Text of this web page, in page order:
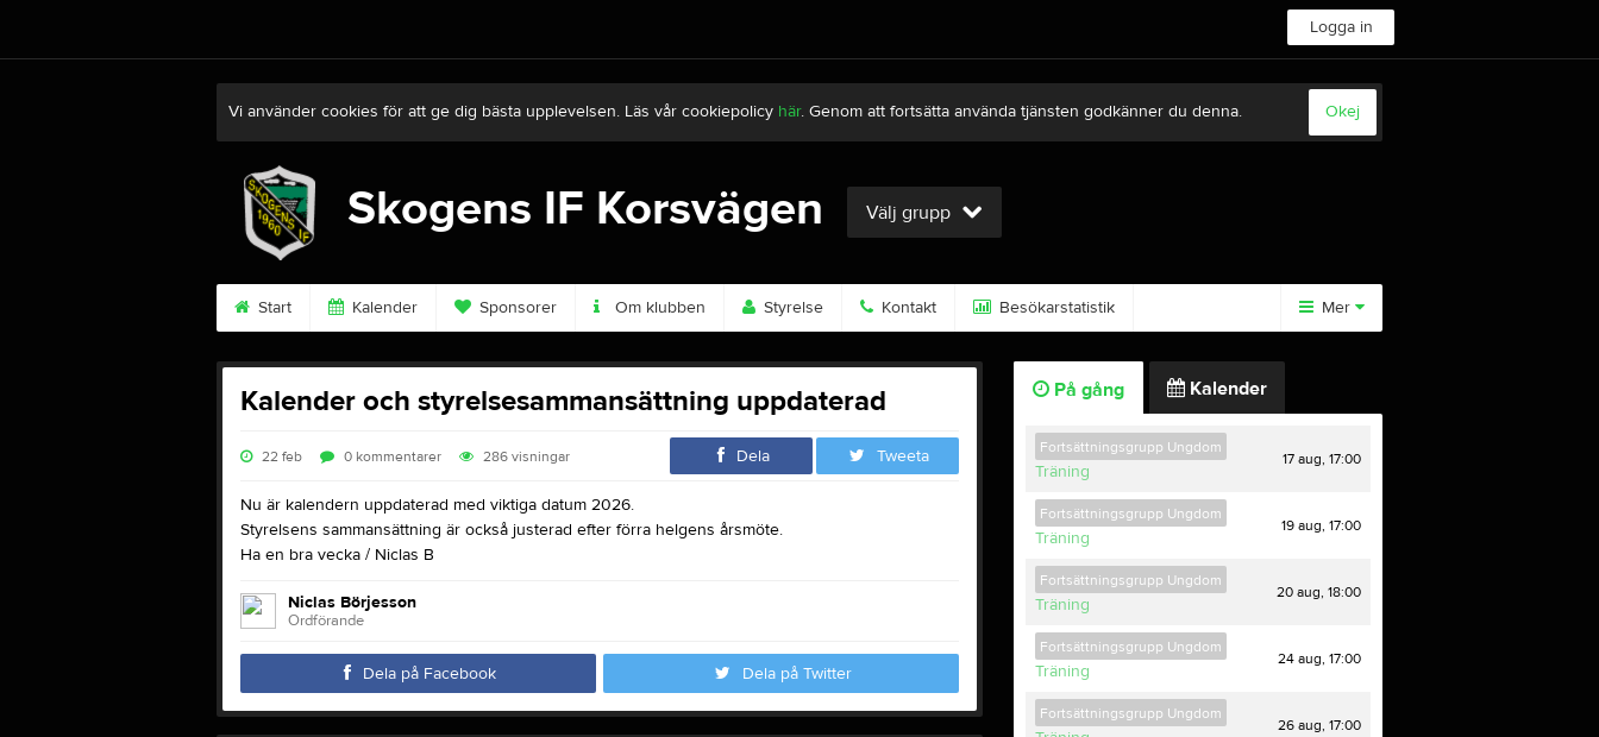
Logga in
Vi använder cookies för att ge dig bästa upplevelsen. Läs vår cookiepolicy här. Genom att fortsätta använda tjänsten godkänner du denna. Okej
Skogens IF Korsvägen Välj grupp
Start Kalender Sponsorer Om klubben Styrelse Kontakt Besökarstatistik Mer
Kalender och styrelsesammansättning uppdaterad
22 feb 0 kommentarer 286visningar Dela Tweeta
Nu är kalendern uppdaterad med viktiga datum 2026.
Styrelsens sammansättning är också justerad efter förra helgens årsmöte.
Ha en bra vecka / Niclas B
Niclas Börjesson
Ordförande
Dela på Facebook Dela på Twitter
På gång Kalender
Fortsättningsgrupp Ungdom
Träning
17 aug, 17:00
Fortsättningsgrupp Ungdom
Träning
19 aug, 17:00
Fortsättningsgrupp Ungdom
Träning
20 aug, 18:00
Fortsättningsgrupp Ungdom
Träning
24 aug, 17:00
Fortsättningsgrupp Ungdom
26 aug, 17:00